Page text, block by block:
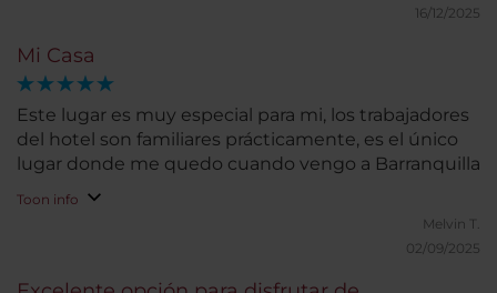
16/12/2025
Mi Casa
Este lugar es muy especial para mi, los trabajadores
del hotel son familiares prácticamente, es el único
lugar donde me quedo cuando vengo a Barranquilla
Toon info
Melvin T.
02/09/2025